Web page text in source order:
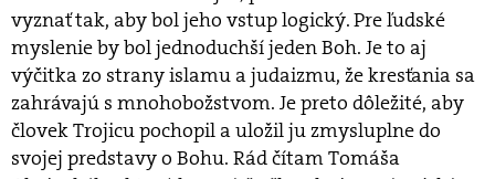
vyznať tak, aby bol jeho vstup logický. Pre ľudské
myslenie by bol jednoduchší jeden Boh. Je to aj
výčitka zo strany islamu a judaizmu, že kresťania sa
zahrávajú s mnohobožstvom. Je preto dôležité, aby
človek Trojicu pochopil a uložil ju zmysluplne do
svojej predstavy o Bohu. Rád čítam Tomáša